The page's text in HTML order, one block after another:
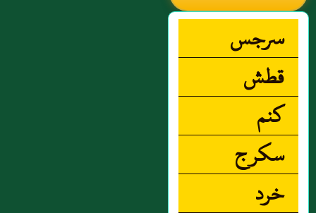
سرجس
قطش
كنم
سكرج
خرد